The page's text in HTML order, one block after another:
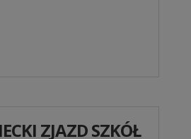
ZJAZD SZKÓŁ